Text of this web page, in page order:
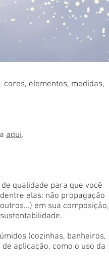
cores, elementos, medidas,
aqui.
qualidade para que você
elas: não propagação
em sua composição,
(cozinhas, banheiros,
aplicação, como o uso da